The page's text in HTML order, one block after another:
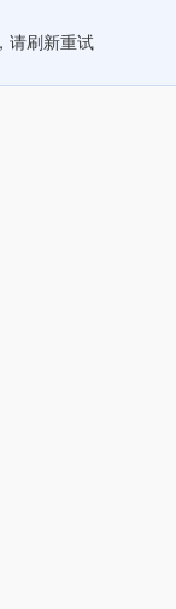
请刷新重试